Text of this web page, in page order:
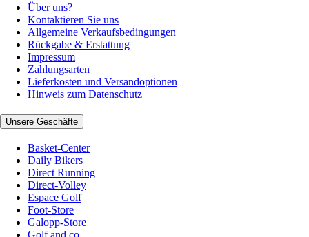
Über uns?
Kontaktieren Sie uns
Allgemeine Verkaufsbedingungen
Rückgabe & Erstattung
Impressum
Zahlungsarten
Lieferkosten und Versandoptionen
Hinweis zum Datenschutz
Unsere Geschäfte
Basket-Center
Daily Bikers
Direct Running
Direct-Volley
Espace Golf
Foot-Store
Galopp-Store
Golf and co